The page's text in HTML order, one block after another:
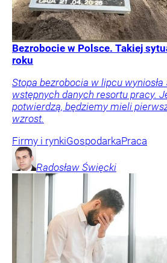
Bezrobocie w Polsce. Takiej
roku
Stopa bezrobocia w lipcu wyniosła
wstępnych danych resortu pracy.
potwierdzą, będziemy mieli
wzrost.
Firmy i rynkiGospodarkaPraca
Radosław Święcki